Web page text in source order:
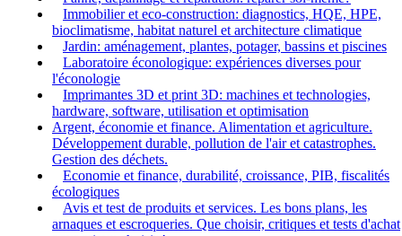
Immobilier et eco-construction: diagnostics, HQE, HPE,
bioclimatisme, habitat naturel et architecture climatique
Jardin: aménagement, plantes, potager, bassins et piscines
Laboratoire éconologique: expériences diverses pour
l'éconologie
Imprimantes 3D et print 3D: machines et technologies,
hardware, software, utilisation et optimisation
Argent, économie et finance. Alimentation et agriculture.
Développement durable, pollution de l'air et catastrophes.
Gestion des déchets.
Economie et finance, durabilité, croissance, PIB, fiscalités
écologiques
Avis et test de produits et services. Les bons plans, les
arnaques et escroqueries. Que choisir, critiques et tests d'achat